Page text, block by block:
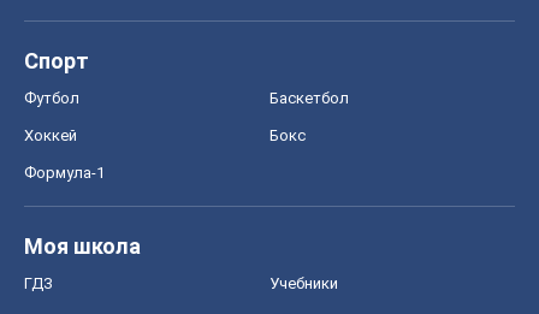
Спорт
Футбол Баскетбол
Хоккей Бокс
Формула-1
Моя школа
ГДЗ Учебники